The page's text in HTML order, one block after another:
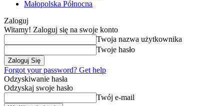
Małopolska Północna
Zaloguj
Witamy! Zaloguj się na swoje konto
Twoja nazwa użytkownika
Twoje hasło
Forgot your password? Get help
Odzyskiwanie hasła
Odzyskaj swoje hasło
Twój e-mail